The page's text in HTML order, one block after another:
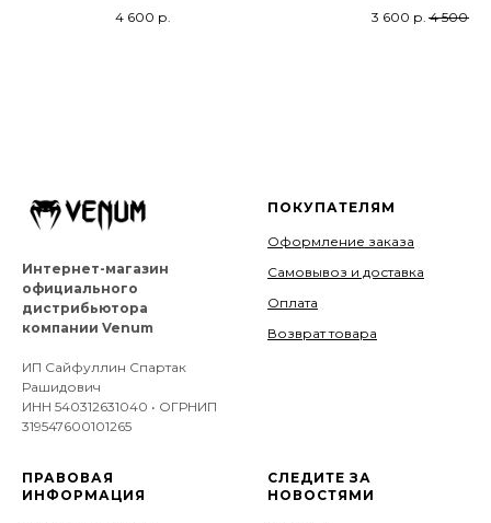
4 600 р. 3 600 р. 4 500
Интернет-магазин
официального
дистрибьютора
компании Venum
ИП Сайфуллин Спартак
Рашидович
ИНН 540312631040 • ОГРНИП
319547600101265
ПОКУПАТЕЛЯМ
Оформление заказа
Самовывоз и доставка
Оплата
Возврат товара
ПРАВОВАЯ
ИНФОРМАЦИЯ
СЛЕДИТЕ ЗА
НОВОСТЯМИ